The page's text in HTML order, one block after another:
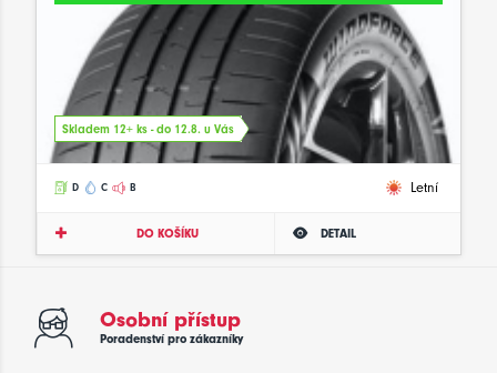
Skladem 12+ ks - do 12.8. u Vás
D C B Letní
DO KOŠÍKU DETAIL
Osobní přístup
Poradenství pro zákazníky